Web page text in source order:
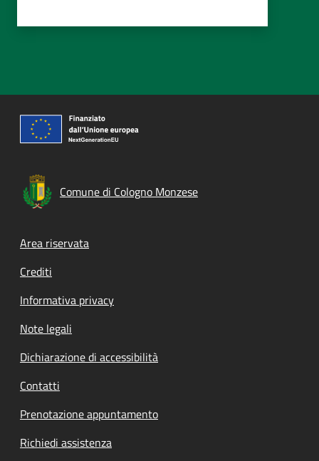
Comune di Cologno Monzese
Footer menu
Area riservata
Crediti
Informativa privacy
Note legali
Dichiarazione di accessibilità
Contatti
Prenotazione appuntamento
Richiedi assistenza